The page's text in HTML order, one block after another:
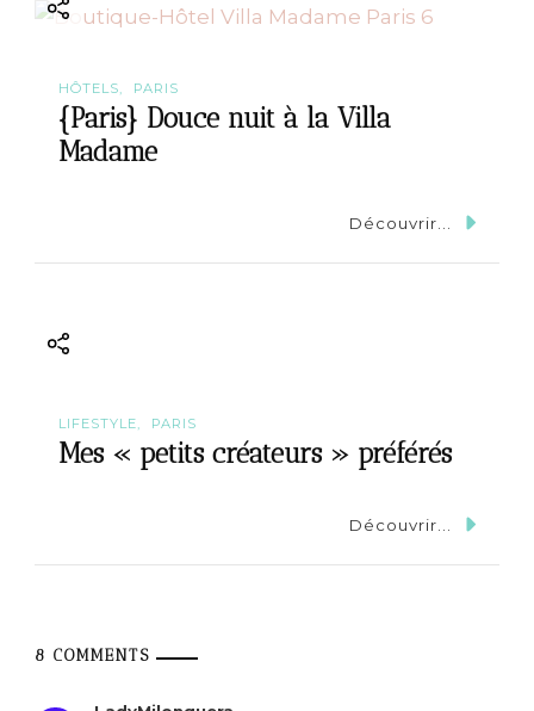
HÔTELS PARIS
{Paris} Douce nuit à la Villa
Madame
Découvrir...
LIFESTYLE PARIS
Mes « petits créateurs » préférés
Découvrir...
8 COMMENTS